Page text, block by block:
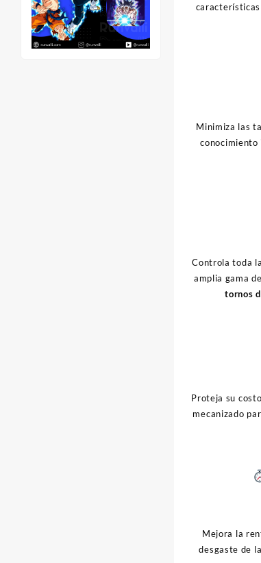
Minimiza las
Controla toda
amplia gama
tornos
Proteja su
mecanizado
Mejora la
desgaste de